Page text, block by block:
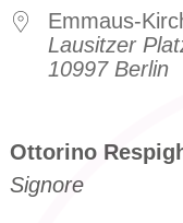
Emmaus-
Lausitzer
10997 Berlin
Ottorino
Signore